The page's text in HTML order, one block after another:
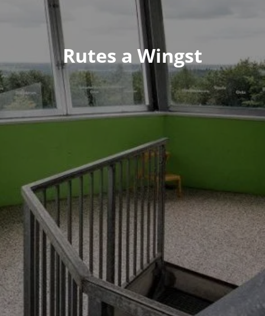
Rutes a Wingst